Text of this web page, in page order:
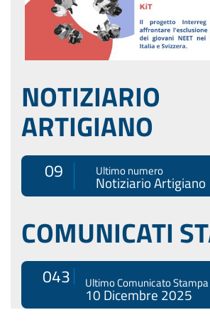
NOTIZIARIO
ARTIGIANO
09 Ultimo numero
Notiziario Artigiano
COMUNICATI
043 Ultimo Comunicato Stampa
10 Dicembre 2025